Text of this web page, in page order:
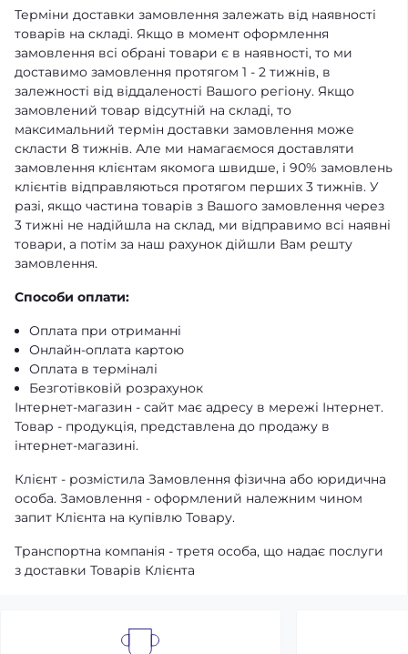
Терміни доставки замовлення залежать від наявності
товарів на складі. Якщо в момент оформлення
замовлення всі обрані товари є в наявності, то ми
доставимо замовлення протягом 1 - 2 тижнів, в
залежності від віддаленості Вашого регіону. Якщо
замовлений товар відсутній на складі, то
максимальний термін доставки замовлення може
скласти 8 тижнів. Але ми намагаємося доставляти
замовлення клієнтам якомога швидше, і 90% замовлень
клієнтів відправляються протягом перших 3 тижнів. У
разі, якщо частина товарів з Вашого замовлення через
3 тижні не надійшла на склад, ми відправимо всі наявні
товари, а потім за наш рахунок дійшли Вам решту
замовлення.
Способи оплати:
Оплата при отриманні
Онлайн-оплата картою
Оплата в терміналі
Безготівковій розрахунок
Інтернет-магазин - сайт має адресу в мережі Інтернет.
Товар - продукція, представлена ​​до продажу в
інтернет-магазині.
Клієнт - розмістила Замовлення фізична або юридична
особа. Замовлення - оформлений належним чином
запит Клієнта на купівлю Товару.
Транспортна компанія - третя особа, що надає послуги
з доставки Товарів Клієнта